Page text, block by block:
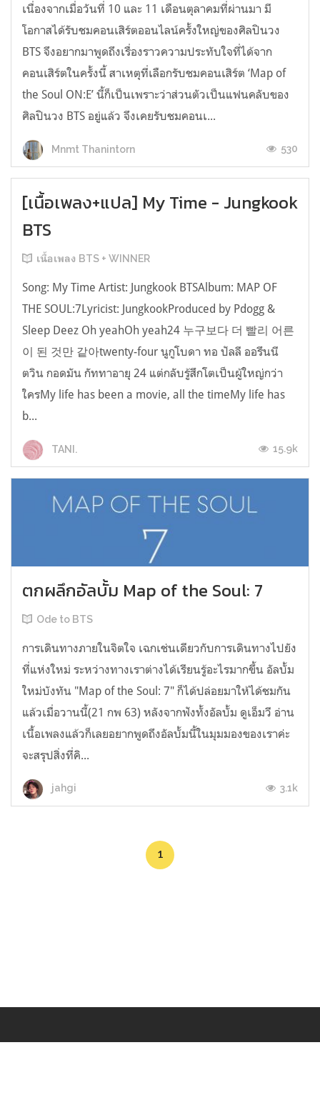
เนื่องจากเมื่อวันที่ 10 และ 11 เดือนตุลาคมที่ผ่านมา มี
โอกาสได้รับชมคอนเสิร์ตออนไลน์ครั้งใหญ่ของศิลปินวง
BTS จึงอยากมาพูดถึงเรื่องราวความประทับใจที่ได้จาก
คอนเสิร์ตในครั้งนี้ สาเหตุที่เลือกรับชมคอนเสิร์ต ‘Map of
the Soul ON:E’ นี้ก็เป็นเพราะว่าส่วนตัวเป็นแฟนคลับของ
ศิลปินวง BTS อยู่แล้ว จึงเคยรับชมคอนเ...
Mnmt Thanintorn 530
[เนื้อเพลง+แปล] My Time - Jungkook
BTS
เนื้อเพลง BTS + WINNER
Song: My Time Artist: Jungkook BTSAlbum: MAP OF
THE SOUL:7Lyricist: JungkookProduced by Pdogg &
Sleep Deez Oh yeahOh yeah24 누구보다 더 빨리 어른
이 된 것만 같아twenty-four นูกูโบดา ทอ ปัลลี ออรึนนี
ตวิน กอดมัน กัททาอายุ 24 แต่กลับรู้สึกโตเป็นผู้ใหญ่กว่า
ใครMy life has been a movie, all the timeMy life has
b...
TANI. 15.9k
ตกผลึกอัลบั้ม Map of the Soul: 7
Ode to BTS
การเดินทางภายในจิตใจ เฉกเช่นเดียวกับการเดินทางไปยัง
ที่แห่งใหม่ ระหว่างทางเราต่างได้เรียนรู้อะไรมากขึ้น อัลบั้ม
ใหม่บังทัน "Map of the Soul: 7" ก็ได้ปล่อยมาให้ได้ชมกัน
แล้วเมื่อวานนี้(21 กพ 63) หลังจากฟังทั้งอัลบั้ม ดูเอ็มวี อ่าน
เนื้อเพลงแล้วก็เลยอยากพูดถึงอัลบั้มนี้ในมุมมองของเราค่ะ
จะสรุปสิ่งที่คิ...
jahgi 3.1k
1